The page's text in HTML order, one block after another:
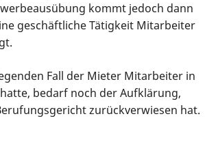
kommt jedoch dann
geschäftliche Tätigkeit Mitarbeiter
Fall der Mieter Mitarbeiter in
bedarf noch der Aufklärung,
zurückverwiesen hat.